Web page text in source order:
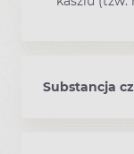
Substancja